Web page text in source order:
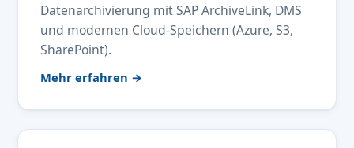
Datenarchivierung mit SAP ArchiveLink, DMS
und modernen Cloud-Speichern (Azure, S3,
SharePoint).
Mehr erfahren →